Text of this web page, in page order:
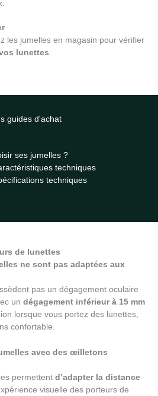
les jumelles en magasin pour vérifier
lunettes.
guides d'achat
ses jumelles ?
techniques
techniques
de lunettes
ne sont pas adaptées aux
pas un dégagement oculaire
un dégagement inférieur à 15 mm
lorsque vous portez des lunettes,
confortable.
avec des œilletons
permettent d’adapter la distance
visuelle des porteurs de